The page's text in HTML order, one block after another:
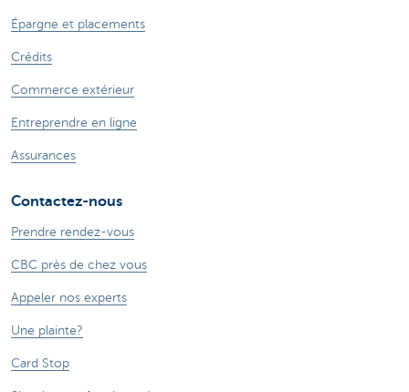
Épargne et placements
Crédits
Commerce extérieur
Entreprendre en ligne
Assurances
Contactez-nous
Prendre rendez-vous
CBC près de chez vous
Appeler nos experts
Une plainte?
Card Stop